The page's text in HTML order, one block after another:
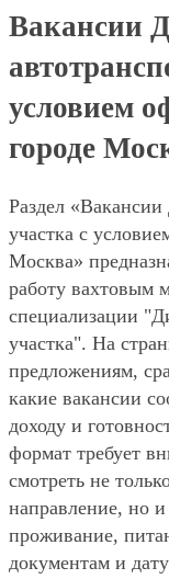
Вакансии
условием
городе
Раздел «Вакансии
участка с
Москва»
работу вахтовым
специализации
участка". На
предложениям,
какие вакансии
доходу и
формат требует
смотреть не
направление, но
проживание,
документам и